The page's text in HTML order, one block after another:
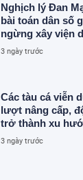
Nghịch lý Đan
bài toán dân số
ngừng xây viện
3 ngày trước
Các tàu cá viễn
lượt nâng cấp,
trở thành xu
3 ngày trước